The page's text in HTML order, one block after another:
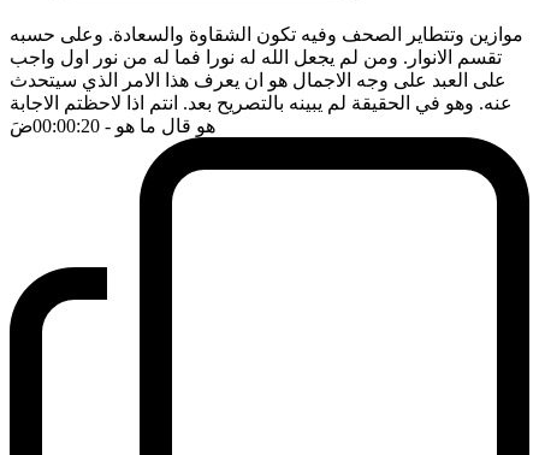
موازين وتتطاير الصحف وفيه تكون الشقاوة والسعادة. وعلى حسبه
تقسم الانوار. ومن لم يجعل الله له نورا فما له من نور اول واجب
على العبد على وجه الاجمال هو ان يعرف هذا الامر الذي سيتحدث
عنه. وهو في الحقيقة لم يبينه بالتصريح بعد. انتم اذا لاحظتم الاجابة
هو قال ما هو - 00:00:20 ضَ